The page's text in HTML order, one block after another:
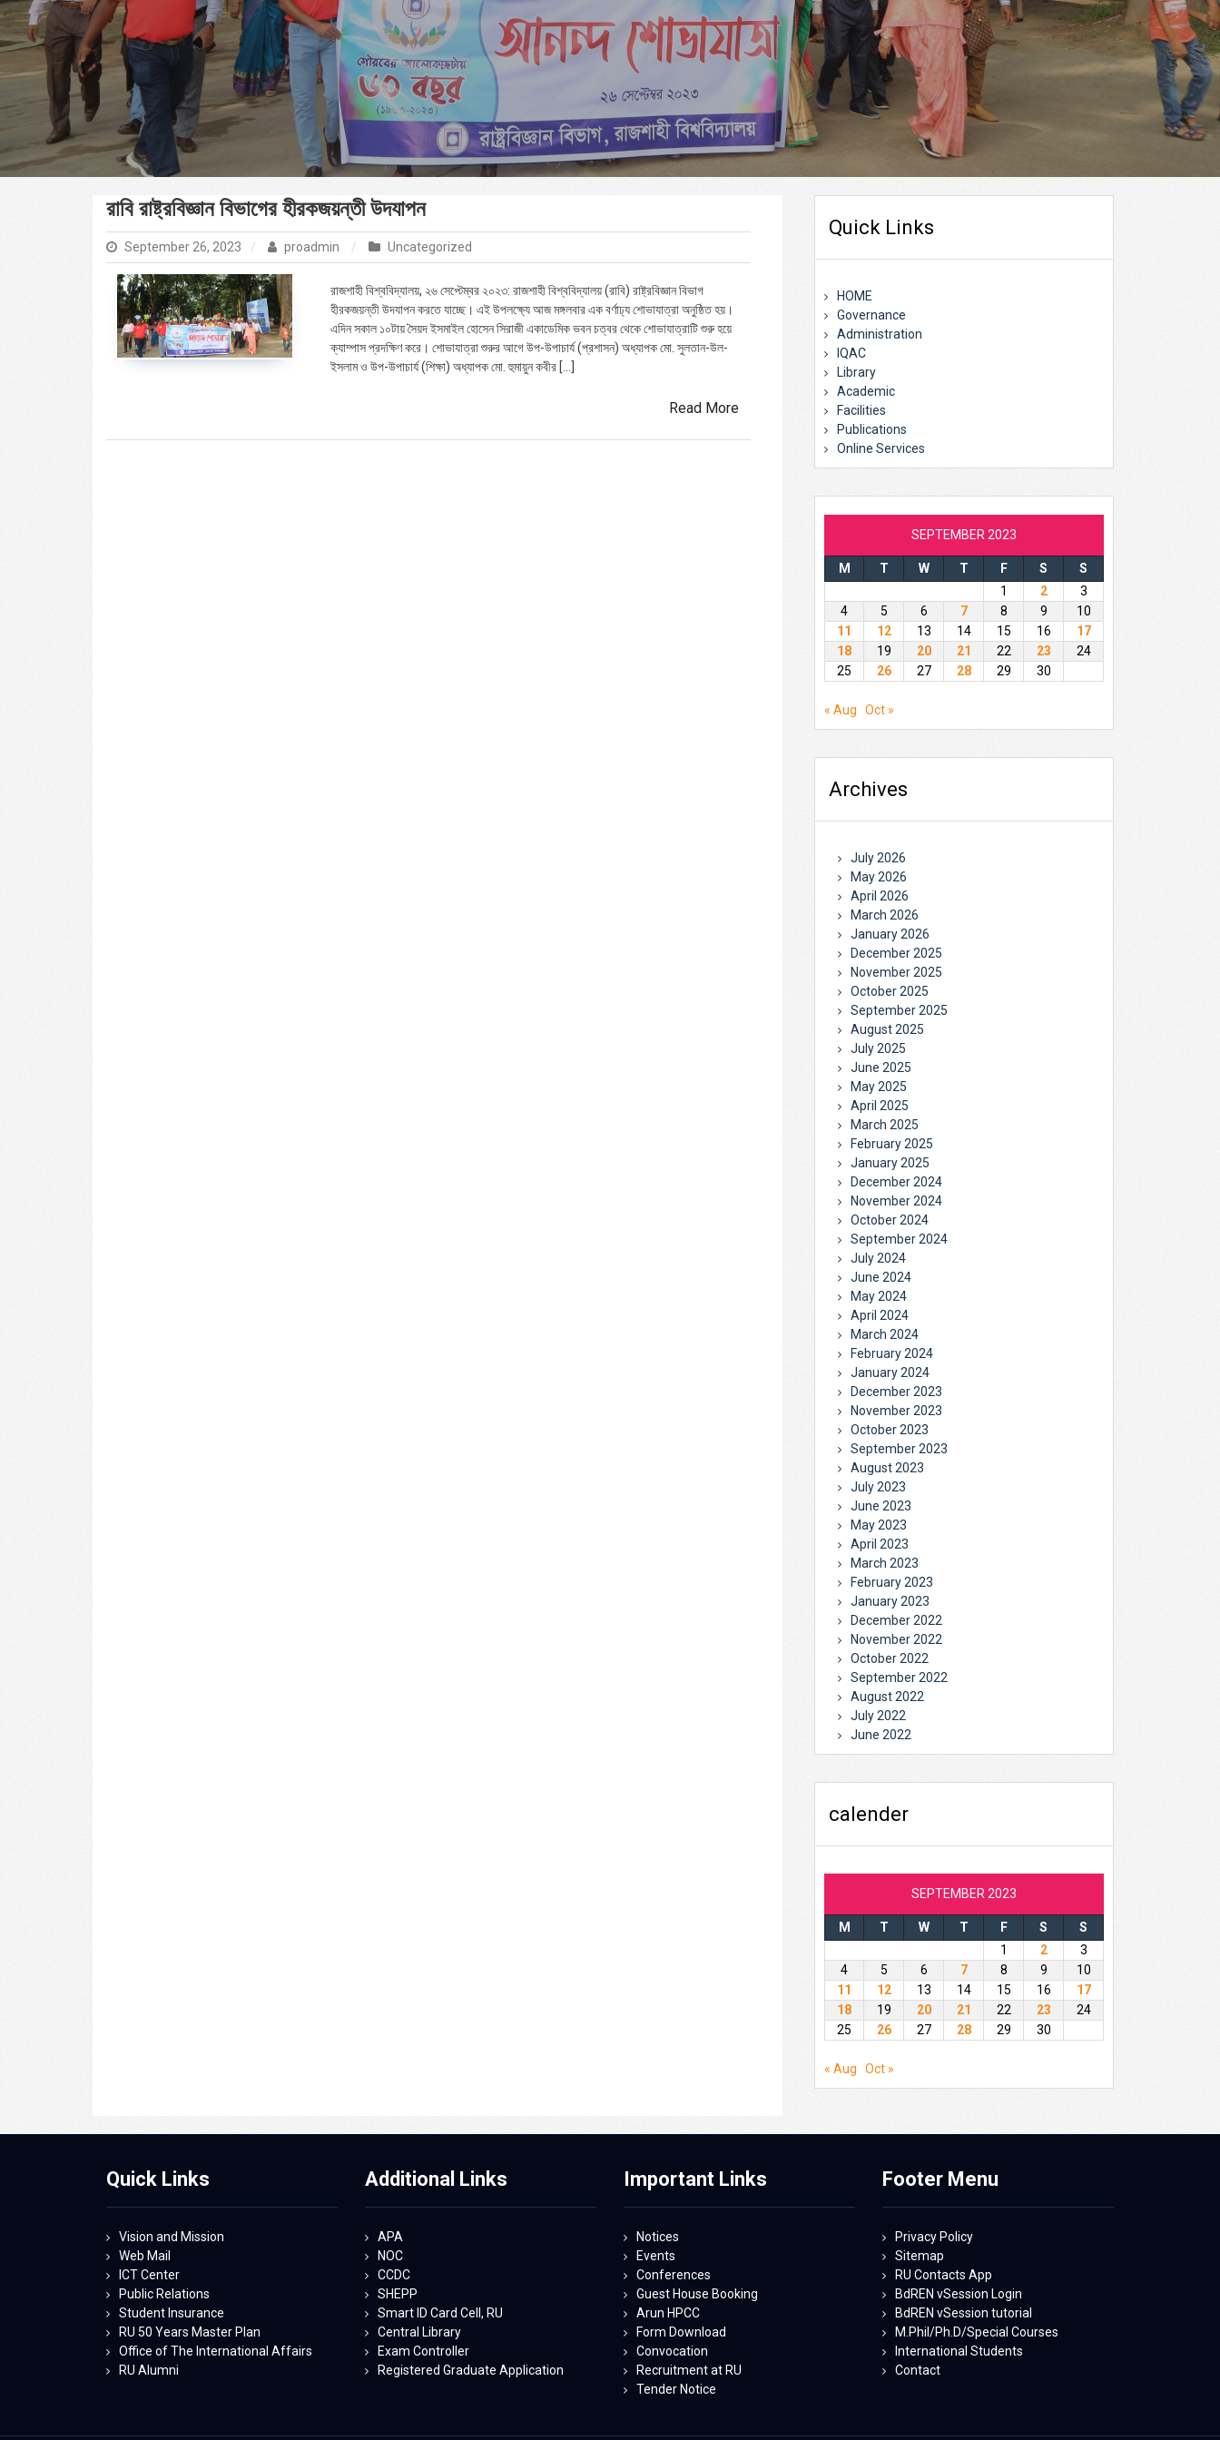
রাবি রাষ্ট্রবিজ্ঞান বিভাগের হীরকজয়ন্তী উদযাপন
September 26, 2023 proadmin Uncategorized
রাজশাহী বিশ্ববিদ্যালয়, ২৬ সেপ্টেম্বর ২০২৩: রাজশাহী বিশ্ববিদ্যালয় (রাবি) রাষ্ট্রবিজ্ঞান বিভাগ
হীরকজয়ন্তী উদযাপন করতে যাচ্ছে। এই উপলক্ষ্যে আজ মঙ্গলবার এক বর্ণাঢ্য শোভাযাত্রা অনুষ্ঠিত হয়।
এদিন সকাল ১০টায় সৈয়দ ইসমাইল হোসেন সিরাজী একাডেমিক ভবন চত্বর থেকে শোভাযাত্রাটি শুরু হয়ে
ক্যাম্পাস প্রদক্ষিণ করে। শোভাযাত্রা শুরুর আগে উপ-উপাচার্য (প্রশাসন) অধ্যাপক মো. সুলতান-উল-
ইসলাম ও উপ-উপাচার্য (শিক্ষা) অধ্যাপক মো. হুমায়ুন কবীর […]
Read More
Quick Links
HOME
Governance
Administration
IQAC
Library
Academic
Facilities
Publications
Online Services
SEPTEMBER 2023
M T W T F S
S
1
2
3
4
5 6 7 8 9
10
11
12 13 14 15 16
17
18
19 20 21 22 23
24
25
26 27 28 29 30
« Aug Oct »
Archives
July 2026
May 2026
April 2026
March 2026
January 2026
December 2025
November 2025
October 2025
September 2025
August 2025
July 2025
June 2025
May 2025
April 2025
March 2025
February 2025
January 2025
December 2024
November 2024
October 2024
September 2024
July 2024
June 2024
May 2024
April 2024
March 2024
February 2024
January 2024
December 2023
November 2023
October 2023
September 2023
August 2023
July 2023
June 2023
May 2023
April 2023
March 2023
February 2023
January 2023
December 2022
November 2022
October 2022
September 2022
August 2022
July 2022
June 2022
calender
SEPTEMBER 2023
M T W T F S
S
1
2
3
4
5 6 7 8 9
10
11
12 13 14 15 16
17
18
19 20 21 22 23
24
25
26 27 28 29 30
« Aug Oct »
Quick Links
Vision and Mission
Web Mail
ICT Center
Public Relations
Student Insurance
RU 50 Years Master Plan
Office of The International Affairs
RU Alumni
Additional Links
APA
NOC
CCDC
SHEPP
Smart ID Card Cell, RU
Central Library
Exam Controller
Registered Graduate Application
Important Links
Notices
Events
Conferences
Guest House Booking
Arun HPCC
Form Download
Convocation
Recruitment at RU
Tender Notice
Footer Menu
Privacy Policy
Sitemap
RU Contacts App
BdREN vSession Login
BdREN vSession tutorial
M.Phil/Ph.D/Special Courses
International Students
Contact